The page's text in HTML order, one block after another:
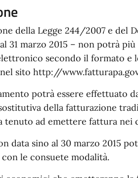
della Legge 244/2007 e del
31 marzo 2015 – non potrà
secondo il formato e
sito http://
potrà essere effettuato
della fatturazione
tenuto ad emettere fattura nei
data sino al 30 marzo 2015
con le consuete modalità.